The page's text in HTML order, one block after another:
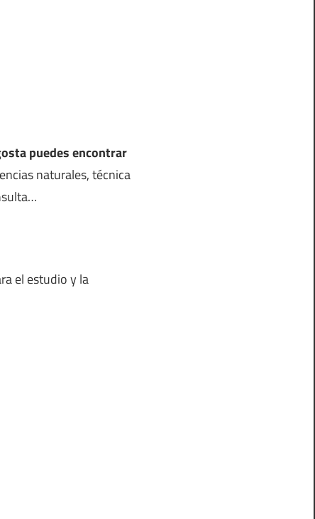
puedes encontrar
naturales, técnica
el estudio y la